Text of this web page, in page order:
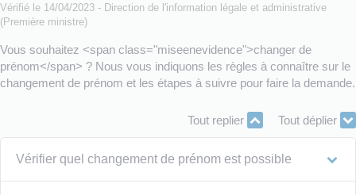
Vérifié le 14/04/2023 - Direction de l'information légale et administrative
(Première ministre)
Vous souhaitez <span class="miseenevidence">changer de
prénom</span> ? Nous vous indiquons les règles à connaître sur le
changement de prénom et les étapes à suivre pour faire la demande.
Tout replier Tout déplier
Vérifier quel changement de prénom est possible